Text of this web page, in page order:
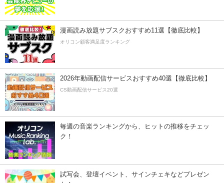
漫画読み放題サブスクおすすめ11選【徹底比較】
オリコン顧客満足度ランキング
2026年動画配信サービスおすすめ40選【徹底比較】
CS動画配信サービス20選
毎週の音楽ランキングから、ヒットの推移をチェッ
ク！
試写会、登壇イベント、サインチェキなどプレゼン